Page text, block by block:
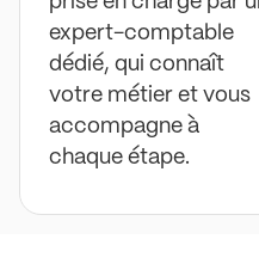
expert-comptable
dédié, qui connaît
votre métier et vous
accompagne à
chaque étape.